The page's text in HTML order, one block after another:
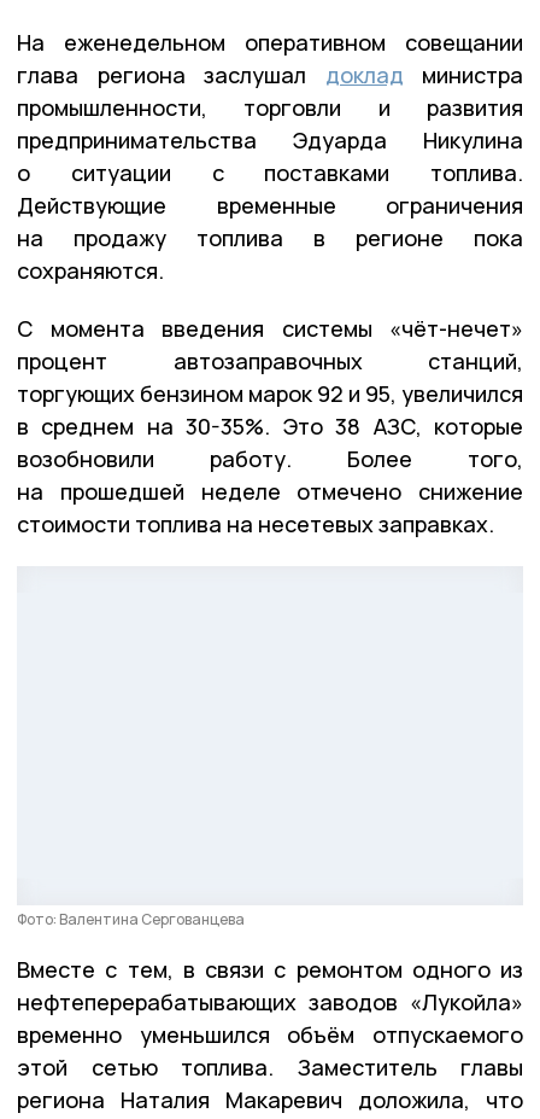
На еженедельном оперативном совещании
глава региона заслушал доклад министра
промышленности, торговли и развития
предпринимательства Эдуарда Никулина
о ситуации с поставками топлива.
Действующие временные ограничения
на продажу топлива в регионе пока
сохраняются.
С момента введения системы «чёт-нечет»
процент автозаправочных станций,
торгующих бензином марок 92 и 95, увеличился
в среднем на 30-35%. Это 38 АЗС, которые
возобновили работу. Более того,
на прошедшей неделе отмечено снижение
стоимости топлива на несетевых заправках.
Фото: Валентина Сергованцева
Вместе с тем, в связи с ремонтом одного из
нефтеперерабатывающих заводов «Лукойла»
временно уменьшился объём отпускаемого
этой сетью топлива. Заместитель главы
региона Наталия Макаревич доложила, что